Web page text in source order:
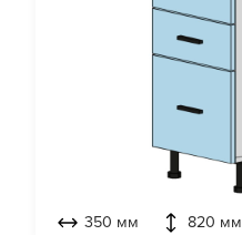
350 мм 820 мм